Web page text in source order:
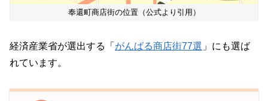
奉還町商店街の位置（公式より引用）
経済産業省が選出する「 がんばる商店街77選 」にも選ば
れています。